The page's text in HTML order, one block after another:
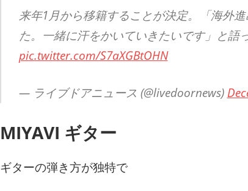
来年1月から移籍することが決定。「海外
た。一緒に汗をかいていきたいです」と語っ
pic.twitter.com/S7aXGBtOHN
— ライブドアニュース (@livedoornews)
MIYAVI ギター
ギターの弾き方が独特で